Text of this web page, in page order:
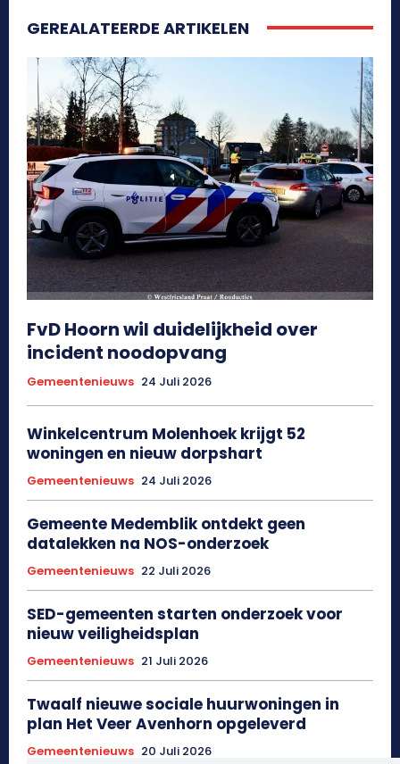
GEREALATEERDE ARTIKELEN
FvD Hoorn wil duidelijkheid over
incident noodopvang
Gemeentenieuws 24 Juli 2026
Winkelcentrum Molenhoek krijgt 52
woningen en nieuw dorpshart
Gemeentenieuws 24 Juli 2026
Gemeente Medemblik ontdekt geen
datalekken na NOS-onderzoek
Gemeentenieuws 22 Juli 2026
SED-gemeenten starten onderzoek voor
nieuw veiligheidsplan
Gemeentenieuws 21 Juli 2026
Twaalf nieuwe sociale huurwoningen in
plan Het Veer Avenhorn opgeleverd
Gemeentenieuws 20 Juli 2026